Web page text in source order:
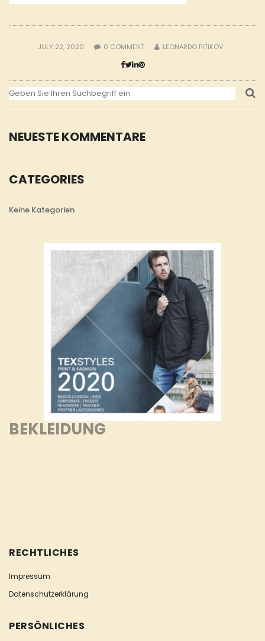
NEUESTE KOMMENTARE
CATEGORIES
Keine Kategorien
BEKLEIDUNG
JULY 22, 2020 0 COMMENT LEONARDO PITIKOV
RECHTLICHES
Impressum
Datenschutzerklärung
PERSÖNLICHES